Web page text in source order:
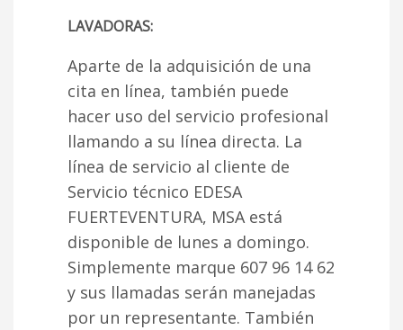
LAVADORAS:
Aparte de la adquisición de una
cita en línea, también puede
hacer uso del servicio profesional
llamando a su línea directa. La
línea de servicio al cliente de
Servicio técnico EDESA
FUERTEVENTURA, MSA está
disponible de lunes a domingo.
Simplemente marque 607 96 14 62
y sus llamadas serán manejadas
por un representante. También